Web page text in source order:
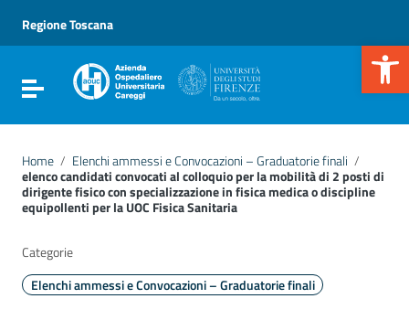
Vai al menu di navigazione
Vai al footer
Regione Toscana
Attiva / disattiva la navigazione
Home / Elenchi ammessi e Convocazioni – Graduatorie finali /
elenco candidati convocati al colloquio per la mobilità di 2 posti di
dirigente fisico con specializzazione in fisica medica o discipline
equipollenti per la UOC Fisica Sanitaria
Categorie
Elenchi ammessi e Convocazioni – Graduatorie finali